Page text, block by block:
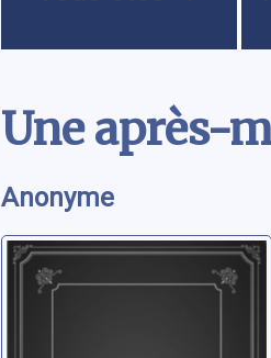
Une après-
Anonyme